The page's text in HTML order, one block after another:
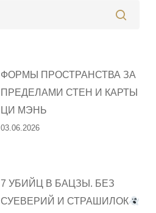
ФОРМЫ ПРОСТРАНСТВА ЗА
ПРЕДЕЛАМИ СТЕН И КАРТЫ
ЦИ МЭНЬ
03.06.2026
7 УБИЙЦ В БАЦЗЫ. БЕЗ
СУЕВЕРИЙ И СТРАШИЛОК